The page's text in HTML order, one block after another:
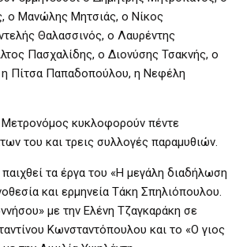
ο Μανώλης Μητσιάς, ο Νίκος
Θαλασσινός, ο Λαυρέντης
Πασχαλίδης, ο Διονύσης Τσακνής, ο
η Πίτσα Παπαδοπούλου, η Νεφέλη
κυκλοφορούν πέντε
του και τρεις συλλογές παραμυθιών.
τα έργα του «Η μεγάλη διαδήλωση
και ερμηνεία Τάκη Σπηλιόπουλου.
με την Ελένη Τζαγκαράκη σε
Κωνσταντόπουλου και το «Ο γιος